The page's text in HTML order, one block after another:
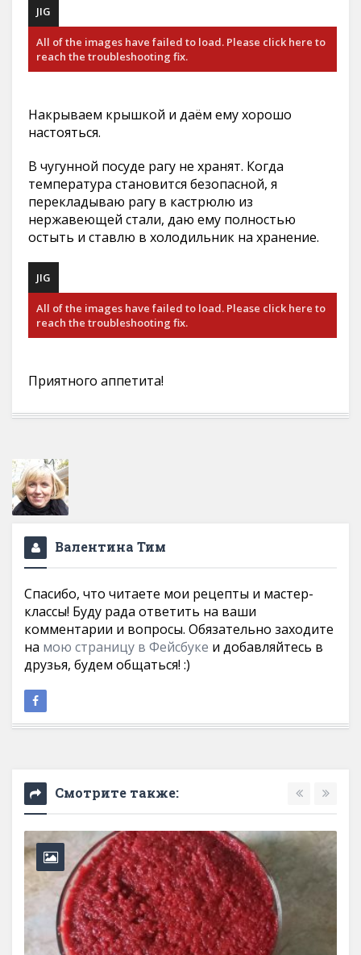
JIG
All of the images have failed to load. Please click here to
reach the troubleshooting fix.
Накрываем крышкой и даём ему хорошо
настояться.
В чугунной посуде рагу не хранят. Когда
температура становится безопасной, я
перекладываю рагу в кастрюлю из
нержавеющей стали, даю ему полностью
остыть и ставлю в холодильник на хранение.
JIG
All of the images have failed to load. Please click here to
reach the troubleshooting fix.
Приятного аппетита!
Валентина Тим
Спасибо, что читаете мои рецепты и мастер-
классы! Буду рада ответить на ваши
комментарии и вопросы. Обязательно заходите
на мою страницу в Фейсбуке и добавляйтесь в
друзья, будем общаться! :)
Смотрите также: